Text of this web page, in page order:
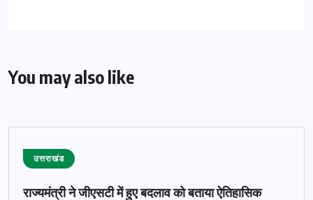
You may also like
उत्तराखंड
राज्यमंत्री ने जीएसटी में हुए बदलाव को बताया ऐतिहासिक